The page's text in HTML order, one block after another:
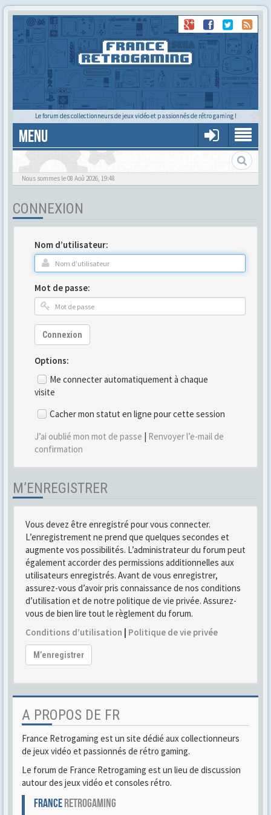
Le forum des collectionneurs de jeux vidéo et passionnés de rétro gaming !
MENU
Gère ton profil et tes préférences
Nous sommes le 08 Aoû 2026, 19:48
CONNEXION
Nom d’utilisateur:
Mot de passe:
Connexion
Options:
Me connecter automatiquement à chaque
visite
Cacher mon statut en ligne pour cette session
J’ai oublié mon mot de passe | Renvoyer l’e-mail de
confirmation
M’ENREGISTRER
Vous devez être enregistré pour vous connecter.
L’enregistrement ne prend que quelques secondes et
augmente vos possibilités. L’administrateur du forum peut
également accorder des permissions additionnelles aux
utilisateurs enregistrés. Avant de vous enregistrer,
assurez-vous d’avoir pris connaissance de nos conditions
d’utilisation et de notre politique de vie privée. Assurez-
vous de bien lire tout le règlement du forum.
Conditions d’utilisation | Politique de vie privée
M’enregistrer
A PROPOS DE FR
France Retrogaming est un site dédié aux collectionneurs
de jeux vidéo et passionnés de rétro gaming.
Le forum de France Retrogaming est un lieu de discussion
autour des jeux vidéo et consoles rétro.
FRANCERETROGAMING